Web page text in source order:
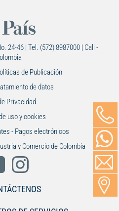
24-46 | Tel. (572) 8987000 | Cali -
de Publicación
de datos
Privacidad
uso y cookies
- Pagos electrónicos
y Comercio de Colombia